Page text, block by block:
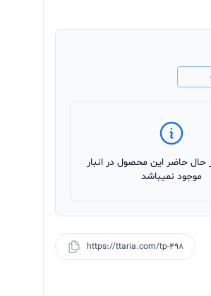
حال حاضر این محصول در انبار
موجود نمیباشد
https://ttaria.com/tp-498